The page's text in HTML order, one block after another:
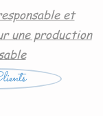
et
une production